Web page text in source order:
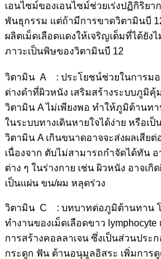
เอนไซม์ของเอนไซม์ช่วยเร่งปฏิกิริยา
พันธุกรรม แต่ถ้ามีการขาดวิตามินบี
ผลิตเม็ดเลือดแดงให้เจริญเต็มที่ได้ยัง
ภาวะเป็นพิษของวิตามินบี 12
วิตามิน A : ประโยชน์ช่วยในการมอ
ด่างดำที่ผิวหนัง เสริมสร้างระบบภูมิคุ้
วิตามิน A ไม่เพียงพอ ทำให้ภูมิต้านทา
ในระบบทางเดินหายใจได้ง่าย หรือเป็
วิตามิน A เกินขนาดอาจจะส่งผลเสียต่
เนื่องจาก ตับไม่สามารถกำจัดได้ทัน อ
ต่าง ๆ ในร่างกาย เช่น ผิวหนัง อาจเ
เป็นแผ่น ขน/ผม หลุดร่วง
วิตามิน C : บทบาทต่อภูมิต้านทาน
ทำงานของเม็ดเลือดขาว
การสร้างคอลลาเจน ซึ่งเป็นส่วนประ
กระดูก ฟัน ต้านอนุมูลอิสระ เพิ่มการ